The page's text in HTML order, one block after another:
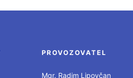
PROVOZOVATEL
Mgr. Radim Lipovčan